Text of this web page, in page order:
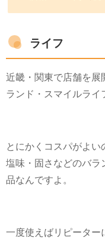
ライフ
近畿・関東で店舗を展
ランド・スマイルライ
とにかくコスパがよい
塩味・固さなどのバラ
品なんですよ。
一度使えばリピーター